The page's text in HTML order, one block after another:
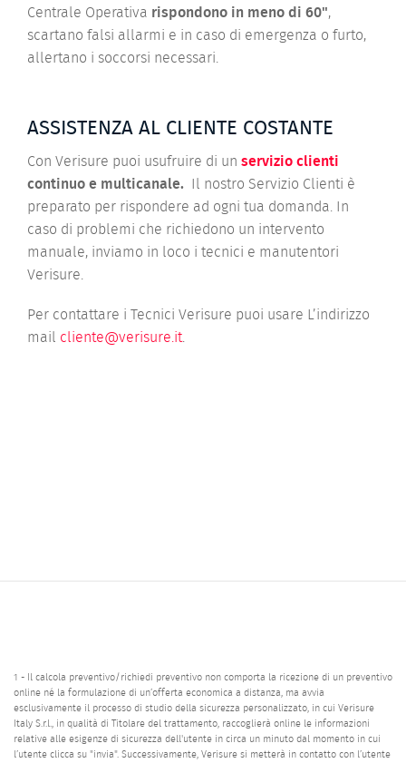
Centrale Operativa rispondono in meno di 60",
scartano falsi allarmi e in caso di emergenza o furto,
allertano i soccorsi necessari.
ASSISTENZA AL CLIENTE COSTANTE
Con Verisure puoi usufruire di un servizio clienti
continuo e multicanale. Il nostro Servizio Clienti è
preparato per rispondere ad ogni tua domanda. In
caso di problemi che richiedono un intervento
manuale, inviamo in loco i tecnici e manutentori
Verisure.
Per contattare i Tecnici Verisure puoi usare L’indirizzo
mail cliente@verisure.it
1 - Il calcola preventivo/richiedi preventivo non comporta la ricezione di un preventivo
online né la formulazione di un’offerta economica a distanza, ma avvia
esclusivamente il processo di studio della sicurezza personalizzato, in cui Verisure
Italy S.r.l., in qualità di Titolare del trattamento, raccoglierà online le informazioni
relative alle esigenze di sicurezza dell'utente in circa un minuto dal momento in cui
l’utente clicca su "invia". Successivamente, Verisure si metterà in contatto con l’utente